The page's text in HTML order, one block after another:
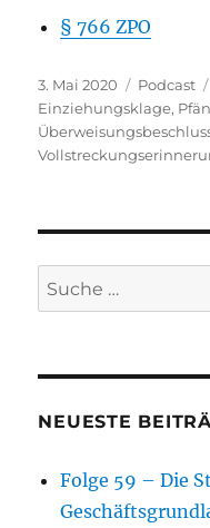
§ 766 ZPO
Veröffentlicht
am
3. Mai 2020 Podcast
Einziehungsklage,
Suche
nach:
NEUESTE
Folge 59 – Die